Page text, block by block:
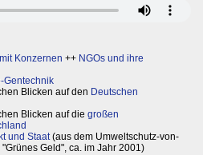
Konzernen ++ NGOs und ihre
Gentechnik
Blicken auf den Deutschen
Blicken auf die großen
und Staat(aus dem Umweltschutz-von-
Geld", ca. im Jahr 2001)